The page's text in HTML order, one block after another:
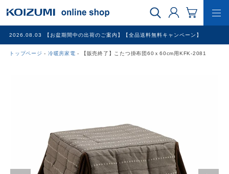
2026.08.03 【お盆期間中の出荷のご案内】【全品送料無料キャンペーン】
トップページ 冷暖房家電 【販売終了】こたつ掛布団60ｘ60cm用KFK-2081
冷暖房家電